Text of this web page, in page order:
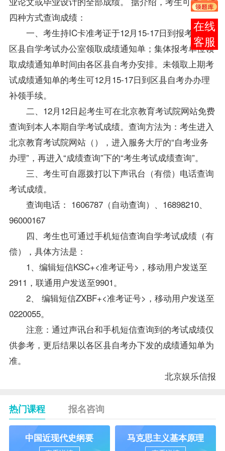
四种方式查询成绩：
一、考生持IC卡准考证于12月15-17日到报考 所在
区县自学考试办公室领取成绩通知单；集体报考单位领
取成绩通知单时间由各区县自考办安排。未领取上期考
试成绩通知单的考生可12月15-17日到区县自考办办理
补领手续。
二、12月12日起考生可在北京教育考试院网站免费
查询到本人本期自学考试成绩。查询方法为：考生进入
北京教育考试院网站（），进入服务大厅的“自考业务
办理”，再进入“成绩查询”下的“考生考试成绩查询”。
三、考生可自愿拨打以下声讯台（有偿）电话查询
考试成绩。
查询电话： 1606787（自动查询）、16898210、
96000167
四、考生也可通过手机短信查询自学考试成绩（有
偿），具体方法是：
1、编辑短信KSC+<准考证号>，移动用户发送至
2911，联通用户发送至9901。
2、 编辑短信ZXBF+<准考证号>，移动用户发送至
0220055。
注意：通过声讯台和手机短信查询到的考试成绩仅
供参考，更后结果以各区县自考办下发的成绩通知单为
准。
北京娱乐信报
热门课程 报名咨询
中国近现代史纲要 马克思主义基本原理
在线
客服